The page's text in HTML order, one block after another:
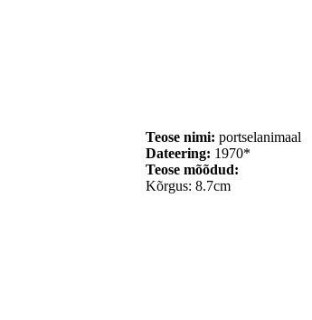
Teose nimi: portselanimaal
Dateering: 1970*
Teose mõõdud:
Kõrgus: 8.7cm